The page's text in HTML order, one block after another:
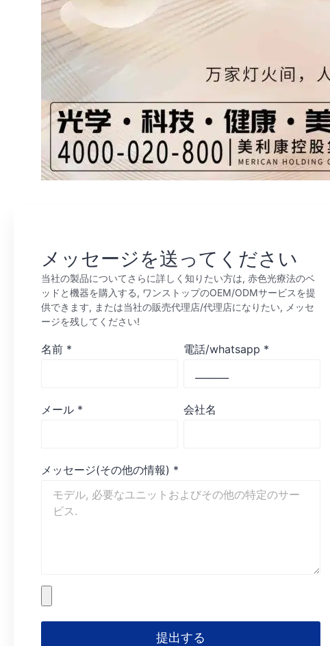
メッセージを送ってください
当社の製品についてさらに詳しく知りたい方は, 赤色光療法のベ
ッドと機器を購入する, ワンストップのOEM/ODMサービスを提
供できます, または当社の販売代理店/代理店になりたい, メッセ
ージを残してください!
名前 * 電話/whatsapp *
メール * 会社名
メッセージ(その他の情報) *
提出する